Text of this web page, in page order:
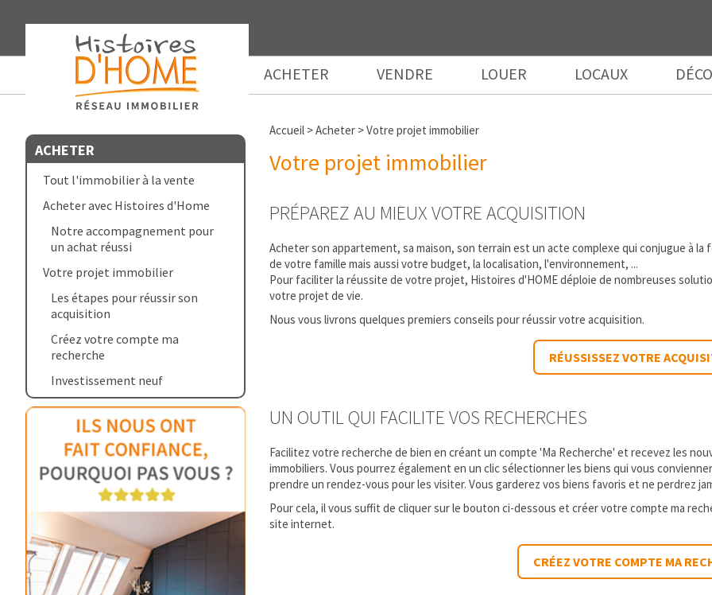
ACHETER VENDRE LOUER LOCAUX
ACHETER
Tout l'immobilier à la vente
Acheter avec Histoires d'Home
Notre accompagnement pour
un achat réussi
Votre projet immobilier
Les étapes pour réussir son
acquisition
Créez votre compte ma
recherche
Investissement neuf
Accueil >Acheter >Votre projet immobilier
Votre projet immobilier
PRÉPAREZ AU MIEUX VOTRE ACQUISITION
Acheter son appartement, sa maison, son terrain est un acte complexe qui conjugue à
de votre famille mais aussi votre budget, la localisation, l'environnement, ...
Pour faciliter la réussite de votre projet, Histoires d'HOME déploie de nombreuses
votre projet de vie.
Nous vous livrons quelques premiers conseils pour réussir votre acquisition.
RÉUSSISSEZ VOTRE
UN OUTIL QUI FACILITE VOS RECHERCHES
Facilitez votre recherche de bien en créant un compte 'Ma Recherche' et recevez les
immobiliers. Vous pourrez également en un clic sélectionner les biens qui vous
prendre un rendez-vous pour les visiter. Vous garderez vos biens favoris et ne perdrez
Pour cela, il vous suffit de cliquer sur le bouton ci-dessous et créer votre compte ma
site internet.
CRÉEZ VOTRE COMPTE MA